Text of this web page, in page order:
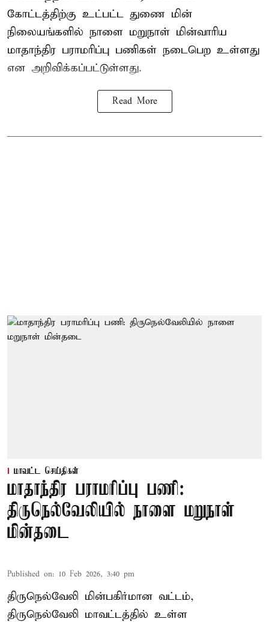
கோட்டத்திற்கு உட்பட்ட துணை மின்
நிலையங்களில் நாளை மறுநாள் மின்வாரிய
மாதாந்திர பராமரிப்பு பணிகள் நடைபெற உள்ளது
என அறிவிக்கப்பட்டுள்ளது.
Read More
மாவட்ட செய்திகள்
மாதாந்திர பராமரிப்பு பணி:
திருநெல்வேலியில் நாளை மறுநாள்
மின்தடை
Published on: 10 Feb 2026, 3:40 pm
திருநெல்வேலி மின்பகிர்மான வட்டம்,
திருநெல்வேலி மாவட்டத்தில் உள்ள